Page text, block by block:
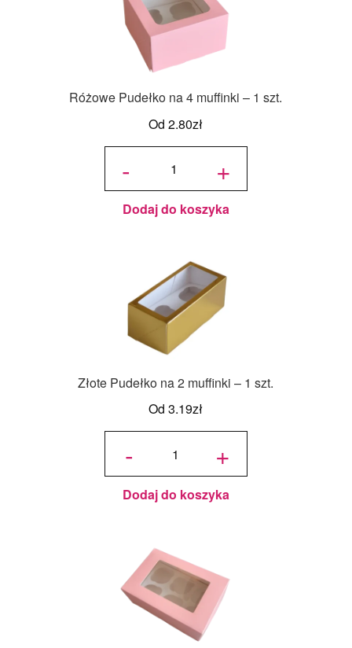
Różowe Pudełko na 4 muffinki – 1 szt.
Od2.80zł
-
ilość
na 4
muffinki
- 1 szt. +
Dodaj do koszyka
Złote Pudełko na 2 muffinki – 1 szt.
Od3.19zł
-
ilość
na 2
muffinki
- 1 szt. +
Dodaj do koszyka